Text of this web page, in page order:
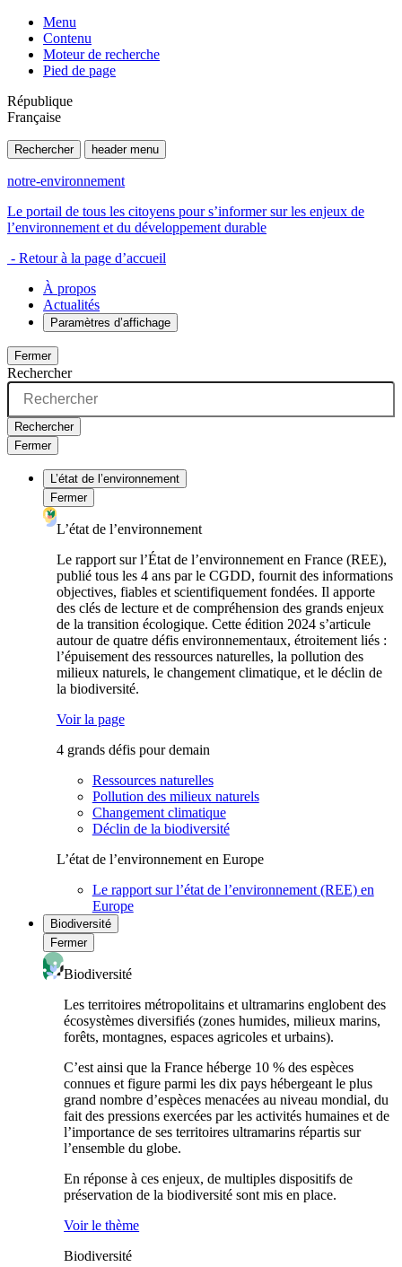
Menu
Contenu
Moteur de recherche
Pied de page
République
Française
Rechercher header menu
notre-environnement
Le portail de tous les citoyens pour s’informer sur les enjeux de
l’environnement et du développement durable
- Retour à la page d’accueil
À propos
Actualités
Paramètres d’affichage
Fermer
Rechercher
Rechercher
Fermer
L’état de l’environnement
Fermer
L’état de l’environnement
Le rapport sur l’État de l’environnement en France (REE),
publié tous les 4 ans par le CGDD, fournit des informations
objectives, fiables et scientifiquement fondées. Il apporte
des clés de lecture et de compréhension des grands enjeux
de la transition écologique. Cette édition 2024 s’articule
autour de quatre défis environnementaux, étroitement liés :
l’épuisement des ressources naturelles, la pollution des
milieux naturels, le changement climatique, et le déclin de
la biodiversité.
Voir la page
4 grands défis pour demain
Ressources naturelles
Pollution des milieux naturels
Changement climatique
Déclin de la biodiversité
L’état de l’environnement en Europe
Le rapport sur l’état de l’environnement (REE) en
Europe
Biodiversité
Fermer
Biodiversité
Les territoires métropolitains et ultramarins englobent des
écosystèmes diversifiés (zones humides, milieux marins,
forêts, montagnes, espaces agricoles et urbains).
C’est ainsi que la France héberge 10 % des espèces
connues et figure parmi les dix pays hébergeant le plus
grand nombre d’espèces menacées au niveau mondial, du
fait des pressions exercées par les activités humaines et de
l’importance de ses territoires ultramarins répartis sur
l’ensemble du globe.
En réponse à ces enjeux, de multiples dispositifs de
préservation de la biodiversité sont mis en place.
Voir le thème
Biodiversité